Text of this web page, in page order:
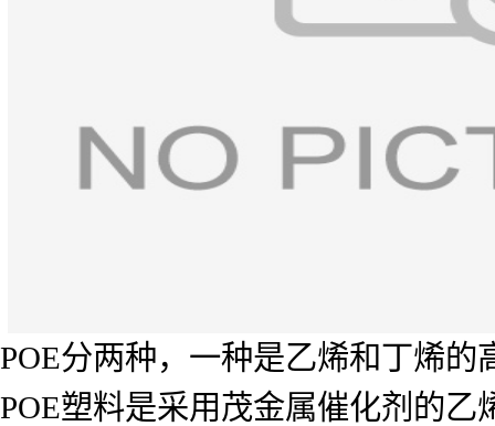
POE分两种，一种是乙烯和丁烯
POE塑料是采用茂金属催化剂的